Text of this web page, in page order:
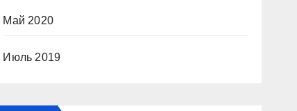
Май 2020
Июль 2019